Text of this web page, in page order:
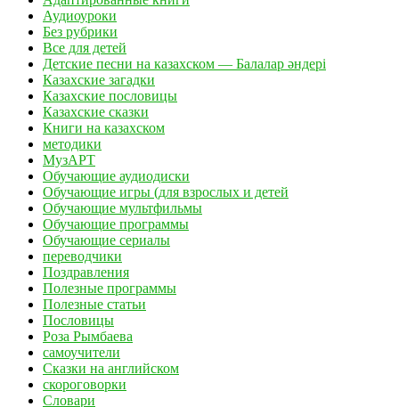
Аудиоуроки
Без рубрики
Все для детей
Детские песни на казахском — Балалар әндері
Казахские загадки
Казахские пословицы
Казахские сказки
Книги на казахском
методики
МузАРТ
Обучающие аудиодиски
Обучающие игры (для взрослых и детей
Обучающие мультфильмы
Обучающие программы
Обучающие сериалы
переводчики
Поздравления
Полезные программы
Полезные статьи
Пословицы
Роза Рымбаева
самоучители
Сказки на английском
скороговорки
Словари